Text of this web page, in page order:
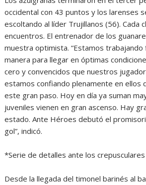
occidental con 43 puntos y los larenses
escoltando al líder Trujillanos (56). Cada
encuentros. El entrenador de los
muestra optimista. “Estamos
manera para llegar en óptimas
cero y convencidos que nuestros
estamos confiando plenamente en ellos
este gran paso. Hoy en día ya suman
juveniles vienen en gran ascenso. Hay
estado. Ante Héroes debutó el
gol”, indicó.
*Serie de detalles ante los crepusculares
Desde la llegada del timonel barinés al